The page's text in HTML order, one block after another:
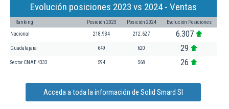
Evolución posiciones 2023 vs 2024 - Ventas
Ranking Posición 2023 Posición 2024 Evolución Posiciones
Nacional 218.934 212.627 6.307
Guadalajara 649 620 29
Sector CNAE 4333 594 568 26
Acceda a toda la información de Solid Smard Sl